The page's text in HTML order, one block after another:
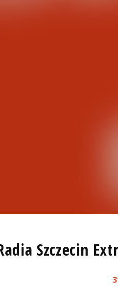
Szczecin